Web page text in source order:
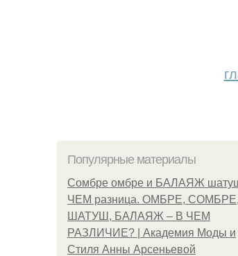
Популярные материалы
Сомбре омбре и БАЛАЯЖ
ЧЕМ разница. ОМБРЕ, СОМБРЕ,
ШАТУШ, БАЛАЯЖ – В ЧЕМ
РАЗЛИЧИЕ? | Академия Моды и
Стиля Анны Арсеньевой